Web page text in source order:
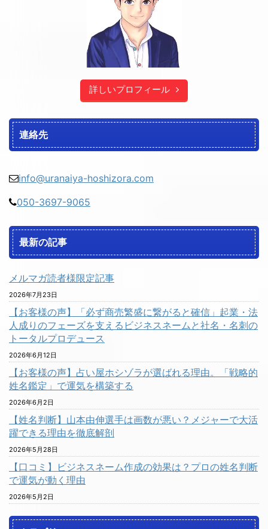
詳しいプロフィール
連絡先
info@uranaiya-hoshizora.com
050-3697-9065
最新の記事
メルマガ読者様限定記事
2026年7月23日
【お客様の声】「必ず商売繁盛に繋がると確信」起業・法
人成りのフェーズを支えるビジネスネームと社名・名刺の
トータルプロデュース
2026年6月12日
【お客様の声】占い屋ホシゾラが選ばれる理由。「戦略的
姓名鑑定」で運気を構築する
2026年6月2日
【姓名判断】山本由伸選手は画数が悪い？メジャーで大活
躍できる理由を徹底解剖
2026年5月28日
【口コミ】ビジネスネーム作成の効果は？プロの姓名判断
で運気が動く理由
2026年5月2日